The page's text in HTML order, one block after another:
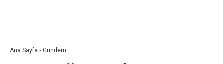
Ana Sayfa › Gündem